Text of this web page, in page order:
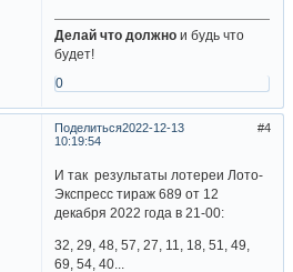
Делай что должно и будь что
будет!
0
Поделиться 4
2022-12-13
10:19:54
И так результаты лотереи Лото-
Экспресс тираж 689 от 12
декабря 2022 года в 21-00:
32, 29, 48, 57, 27, 11, 18, 51, 49,
69, 54, 40...